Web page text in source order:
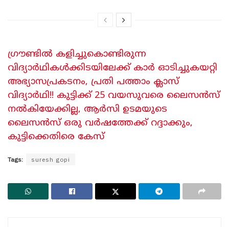
​ഗ്രൗണ്ടിൽ കളിച്ചുകൊണ്ടിരുന്ന
വിദ്യാർഥികൾക്കിടയിലേക്ക് കാർ ഓടിച്ചുകയറ്റി
അഭ്യാസപ്രകടനം, പ്രതി പത്താം ക്ലാസ്
വിദ്യാർഥി!! കുട്ടിക്ക് 25 വയസുവരെ ലൈസൻസ്
നൽകിയേക്കില്ല, ആർസി ഉടമയുടെ
ലൈസൻസ് ഒരു വർഷത്തേക്ക് റദ്ദാക്കും,
കുട്ടിക്കെതിരെ കേസ്
Tags: suresh gopi